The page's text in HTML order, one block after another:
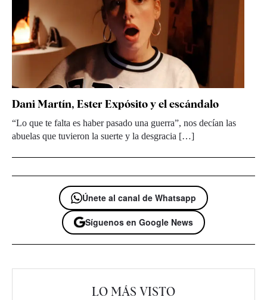
Dani Martín, Ester Expósito y el escándalo
“Lo que te falta es haber pasado una guerra”, nos decían las
abuelas que tuvieron la suerte y la desgracia […]
Únete al canal de Whatsapp
Síguenos en Google News
LO MÁS VISTO